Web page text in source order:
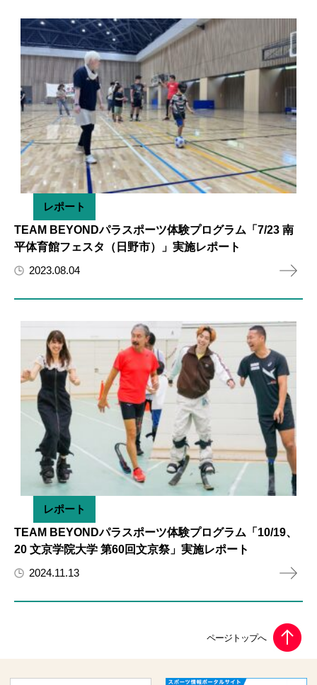
レポート
TEAM BEYONDパラスポーツ体験プログラム「7/23 南
平体育館フェスタ（日野市）」実施レポート
2023.08.04
レポート
TEAM BEYONDパラスポーツ体験プログラム「10/19、
20 文京学院大学 第60回文京祭」実施レポート
2024.11.13